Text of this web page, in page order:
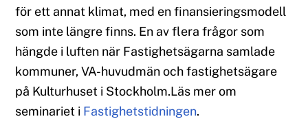
för ett annat klimat, med en finansieringsmodell
som inte längre finns. En av flera frågor som
hängde i luften när Fastighetsägarna samlade
kommuner, VA-huvudmän och fastighetsägare
på Kulturhuset i Stockholm.Läs mer om
seminariet i Fastighetstidningen.